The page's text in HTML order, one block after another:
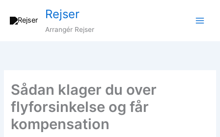
Rejser
Arrangér Rejser
Sådan klager du over
flyforsinkelse og får
kompensation